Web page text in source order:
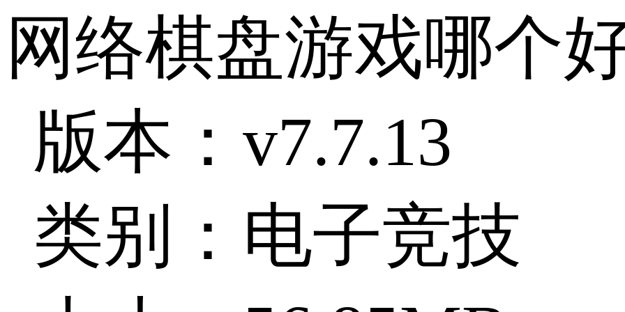
网络棋盘游戏哪个
版本：v7.7.13
类别：电子竞技